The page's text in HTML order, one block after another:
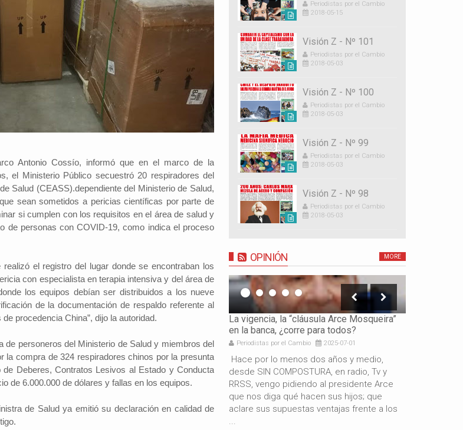
Antonio Cossío, informó que en el marco de la
el Ministerio Público secuestró 20 respiradores del
Salud (CEASS).dependiente del Ministerio de Salud,
sean sometidos a pericias científicas por parte de
si cumplen con los requisitos en el área de salud y
de personas con COVID-19, como indica el proceso
el registro del lugar donde se encontraban los
con especialista en terapia intensiva y del área de
los equipos debían ser distribuidos a los nueve
de la documentación de respaldo referente al
procedencia China”, dijo la autoridad.
de personeros del Ministerio de Salud y miembros del
la compra de 324 respiradores chinos por la presunta
Deberes, Contratos Lesivos al Estado y Conducta
de 6.000.000 de dólares y fallas en los equipos.
de Salud ya emitió su declaración en calidad de
Periodistas por el Cambio
2018-05-15
Visión Z - Nº 101
Periodistas por el Cambio
2018-05-03
Visión Z - Nº 100
Periodistas por el Cambio
2018-05-03
Visión Z - Nº 99
Periodistas por el Cambio
2018-05-03
Visión Z - Nº 98
Periodistas por el Cambio
2018-05-03
OPINIÓN MORE
de
de un
(PIB)
Investigador: Los medios de comunicación
violencia
Periodistas por el Cambio 2022-07-20
España indicó que una sociedad que es
permisiva con la violencia está expresando
elementos de descomposición. El docente
Investigaciones Sociológicas (IDI...
La vigencia, la “cláusula Arce Mosqueira”
en la banca, ¿corre para todos?
Periodistas por el Cambio 2025-07-01
Hace por lo menos dos años y medio,
desde SIN COMPOSTURA, en radio, Tv y
RRSS, vengo pidiendo al presidente Arce
que nos diga qué hacen sus hijos; que
aclare sus supuestas ventajas frente a los
...